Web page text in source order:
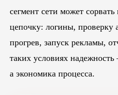
сегмент сети может
цепочку: логины, проверку
прогрев, запуск рекламы,
таких условиях
а экономика процесса.